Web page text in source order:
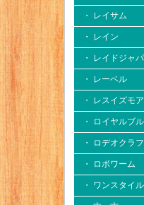
・ レイサム
・ レイン
・ レイドジャ
・ レーベル
・ レスイズモア
・ ロイヤルブ
・ ロデオクラ
・ ロボワーム
・ ワンスタイル